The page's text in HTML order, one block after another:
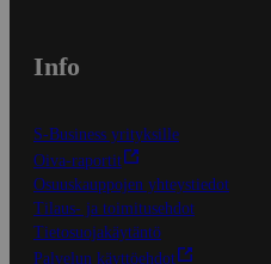
Info
S-Business yrityksille
Oiva-raportit
Osuuskauppojen yhteystiedot
Tilaus- ja toimitusehdot
Tietosuojakäytäntö
Palvelun käyttöehdot